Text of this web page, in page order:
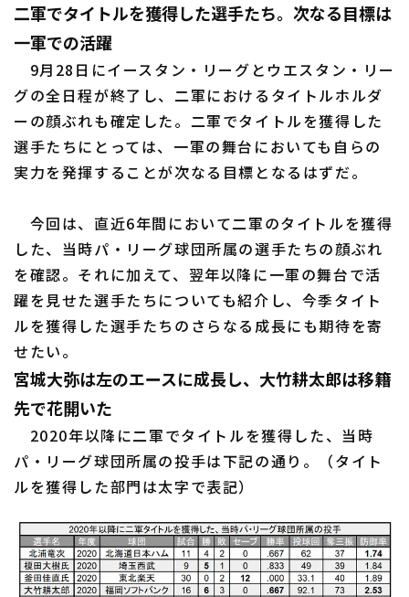
ファーム西地区
交流戦
東北楽天ゴールデンイーグルス
埼玉西武ライオンズ
千葉ロッテマリーンズ
オリックス・バファローズ
設定
利用規約 プライバシーポリシー
運営会社 （別ウィンドウで開く） よくある質問
二軍でタイトルを獲得した選手たち。次なる目標は
一軍での活躍
9月28日にイースタン・リーグとウエスタン・リー
グの全日程が終了し、二軍におけるタイトルホルダ
ーの顔ぶれも確定した。二軍でタイトルを獲得した
選手たちにとっては、一軍の舞台においても自らの
実力を発揮することが次なる目標となるはずだ。
今回は、直近6年間において二軍のタイトルを獲得
した、当時パ・リーグ球団所属の選手たちの顔ぶれ
を確認。それに加えて、翌年以降に一軍の舞台で活
躍を見せた選手たちについても紹介し、今季タイト
ルを獲得した選手たちのさらなる成長にも期待を寄
せたい。
宮城大弥は左のエースに成長し、大竹耕太郎は移籍
先で花開いた
2020年以降に二軍でタイトルを獲得した、当時
パ・リーグ球団所属の投手は下記の通り。（タイト
ルを獲得した部門は太字で表記）